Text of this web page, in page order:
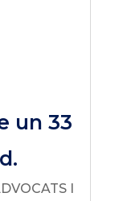
un 33
I